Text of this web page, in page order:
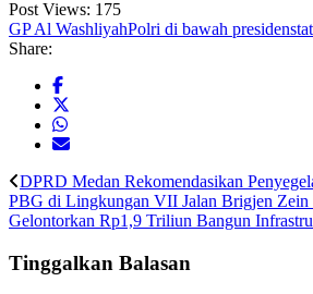
Post Views: 175
GP Al WashliyahPolri di bawah presiden
Share:
DPRD Medan Rekomendasikan
PBG di Lingkungan VII Jalan Brigjen Zein
Gelontorkan Rp1,9 Triliun Bangun
Tinggalkan Balasan